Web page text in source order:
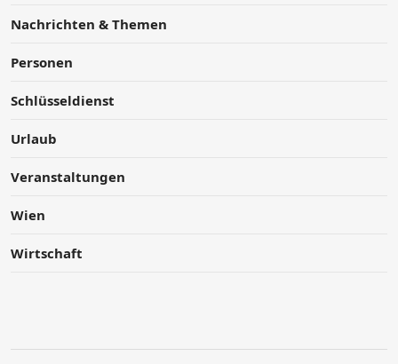
Nachrichten & Themen
Personen
Schlüsseldienst
Urlaub
Veranstaltungen
Wien
Wirtschaft